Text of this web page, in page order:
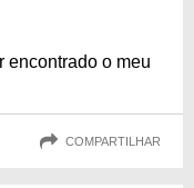
encontrado o meu
COMPARTILHAR